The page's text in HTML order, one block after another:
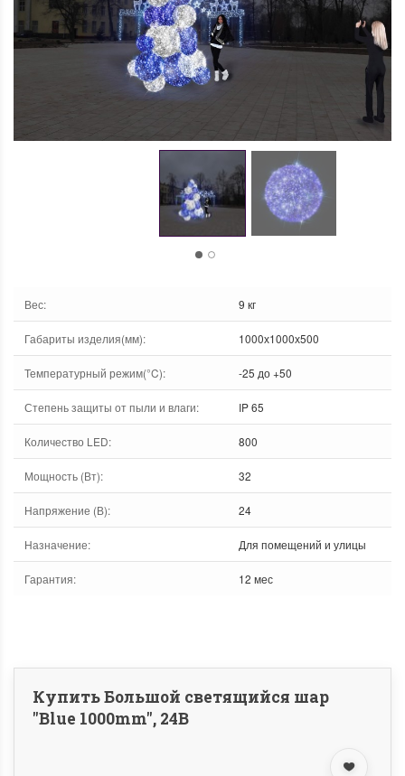
Вес: 9 кг
Габариты изделия(мм): 1000х1000х500
Температурный режим(°C): -25 до +50
Степень защиты от пыли и влаги: IP 65
Количество LED: 800
Мощность (Вт): 32
Напряжение (В): 24
Назначение: Для помещений и улицы
Гарантия: 12 мес
Купить Большой светящийся шар
"Blue 1000mm", 24B